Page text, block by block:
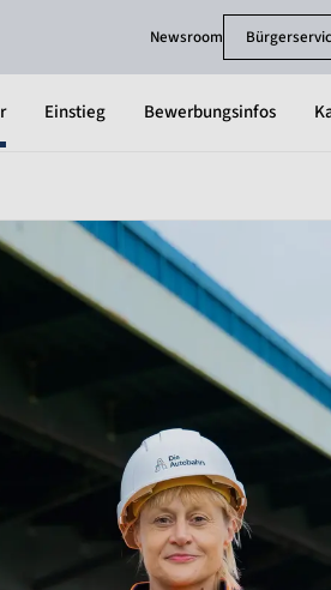
Newsroom
Einstieg Bewerbungsinfos